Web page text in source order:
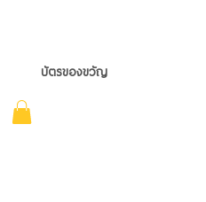
บัตรของขวัญ